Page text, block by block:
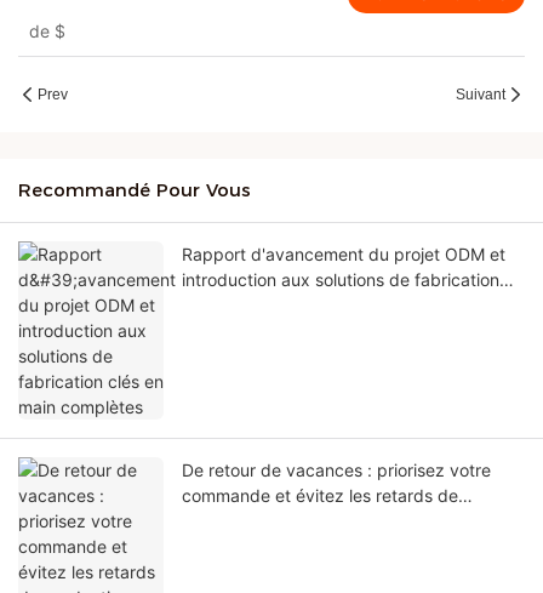
de $
Prev Suivant
Recommandé Pour Vous
Rapport d'avancement du projet ODM et
introduction aux solutions de fabrication
De retour de vacances : priorisez votre
commande et évitez les retards de